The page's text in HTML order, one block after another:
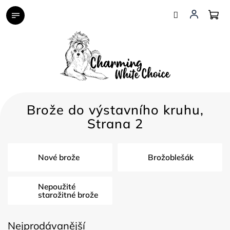
Přejít
na
Brože do výstavního kruhu,
Strana 2
Nové brože Brožoblešák
Nepoužité
starožitné brože
Nejprodávanější